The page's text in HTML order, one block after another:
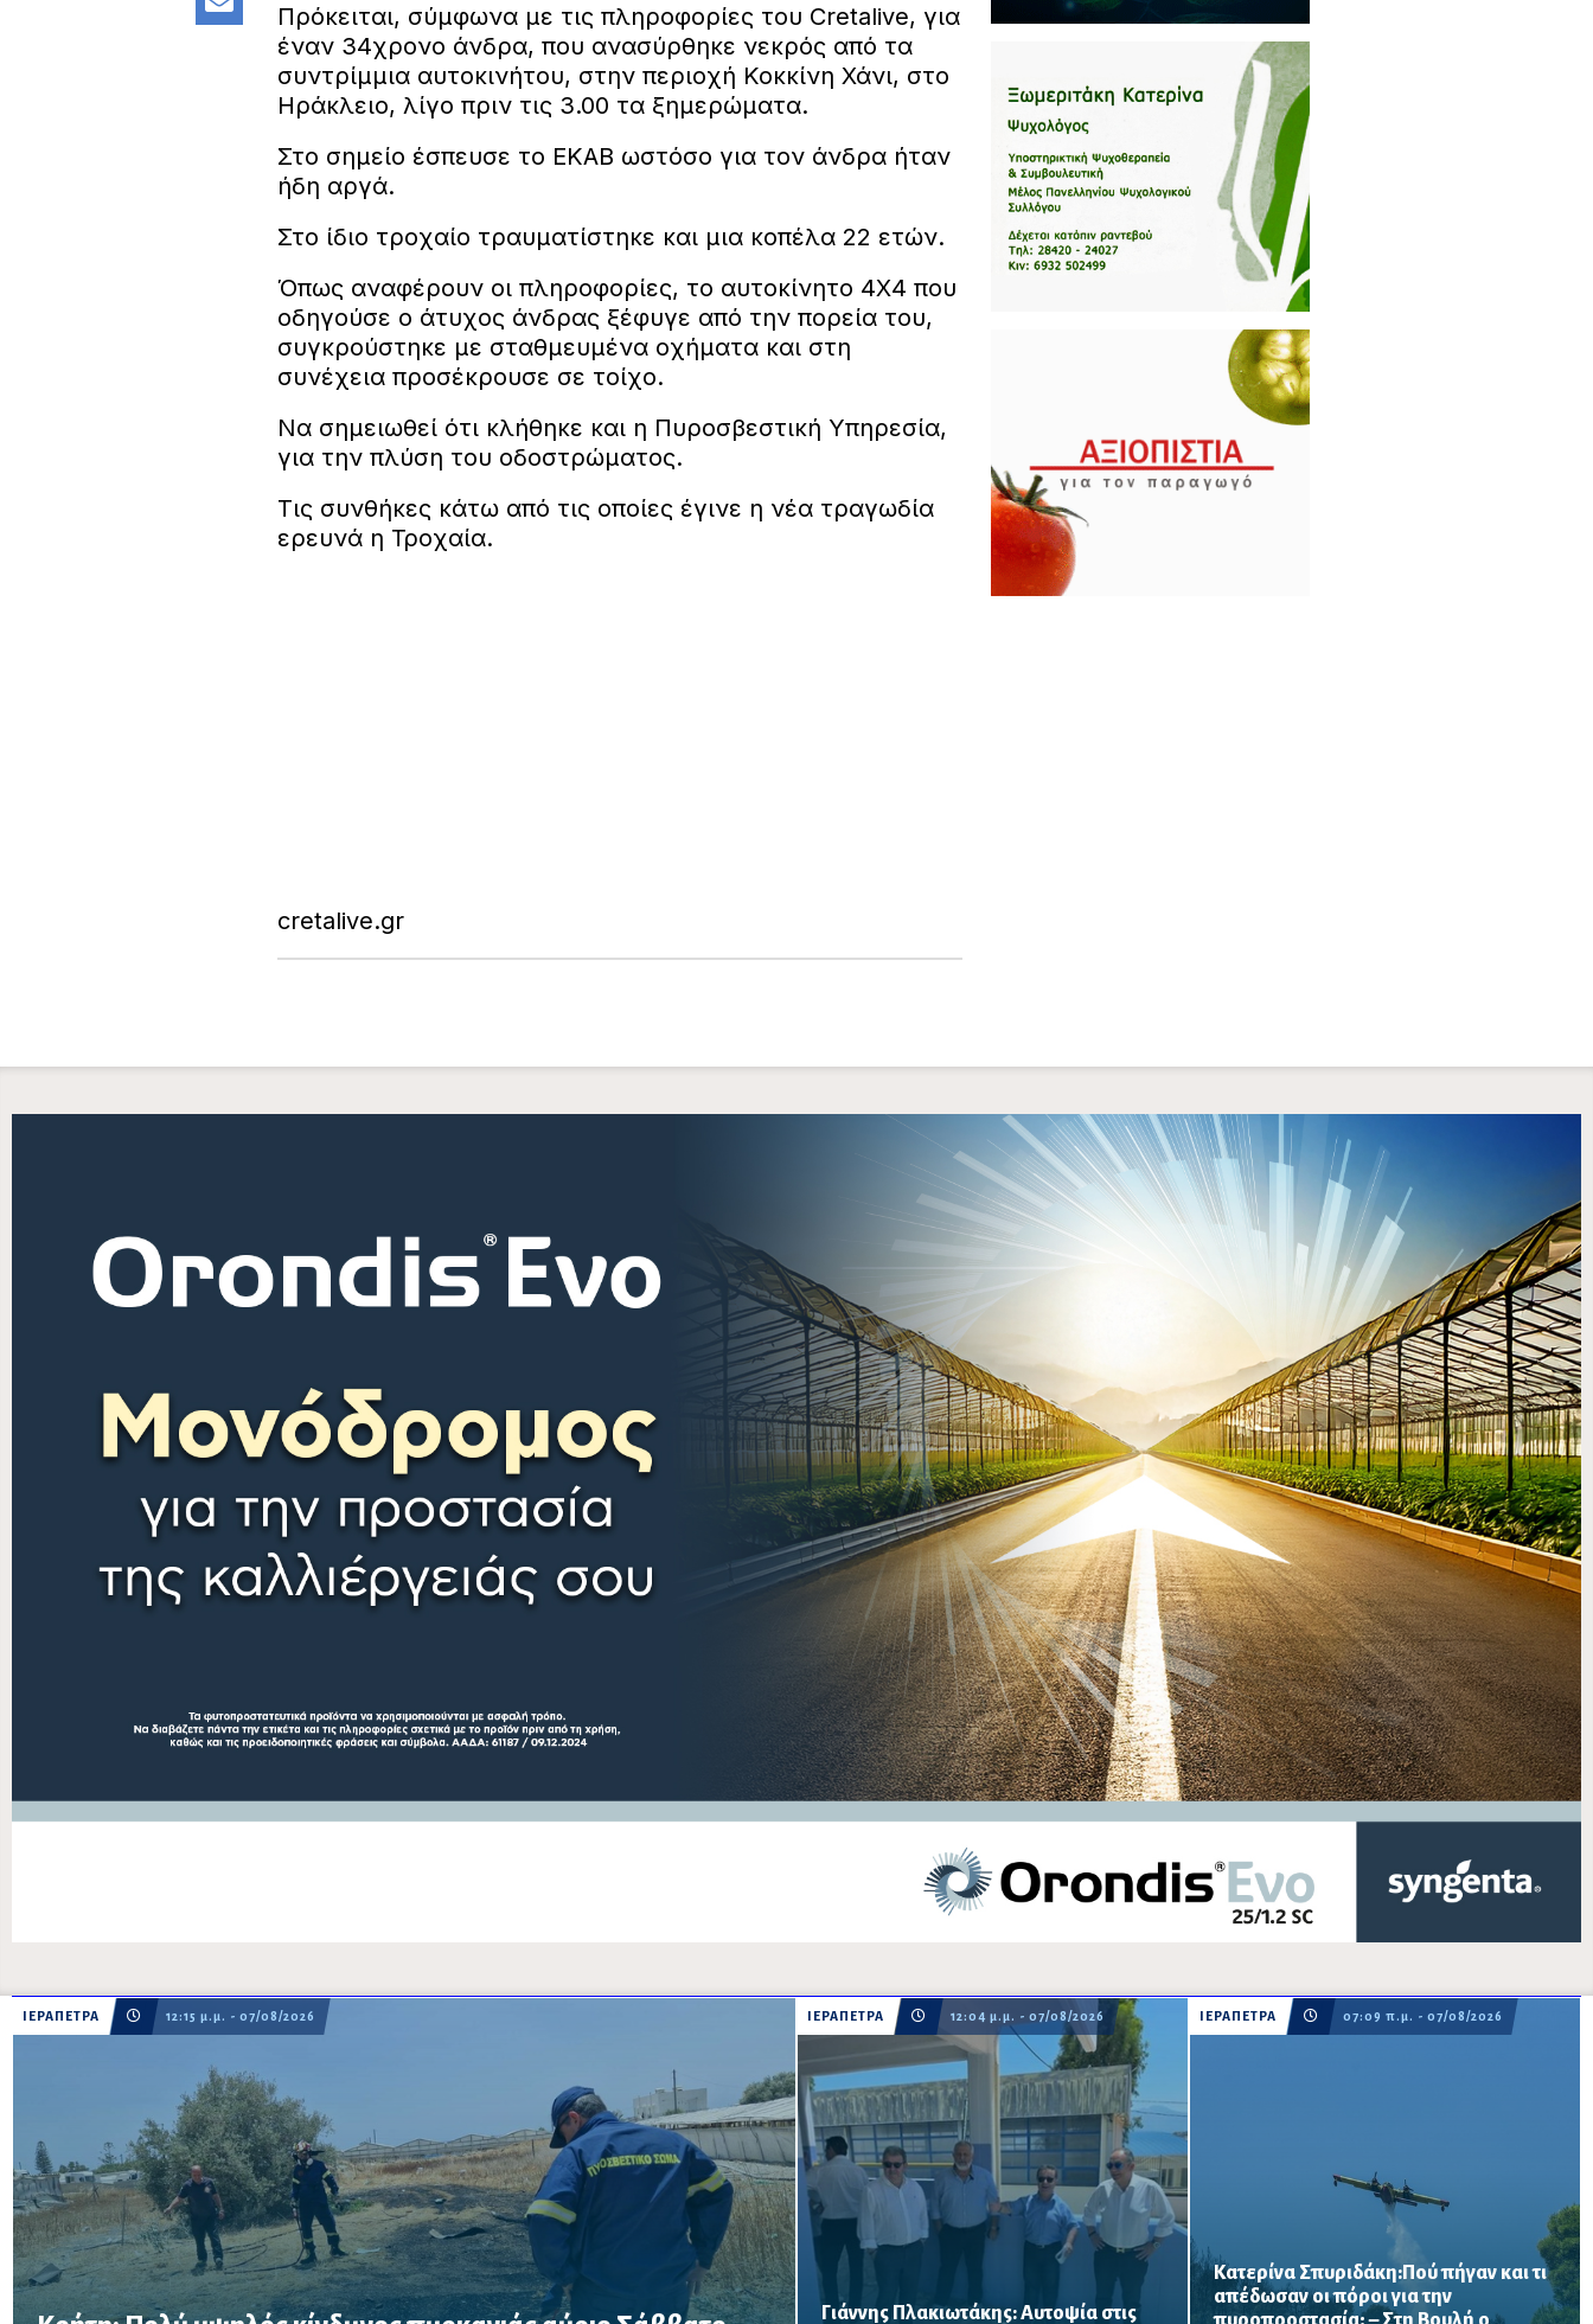
Πρόκειται, σύμφωνα με τις πληροφορίες του Cretalive, για
έναν 34χρονο άνδρα, που ανασύρθηκε νεκρός από τα
συντρίμμια αυτοκινήτου, στην περιοχή Κοκκίνη Χάνι, στο
Ηράκλειο, λίγο πριν τις 3.00 τα ξημερώματα.
Στο σημείο έσπευσε το ΕΚΑΒ ωστόσο για τον άνδρα ήταν
ήδη αργά.
Στο ίδιο τροχαίο τραυματίστηκε και μια κοπέλα 22 ετών.
Όπως αναφέρουν οι πληροφορίες, το αυτοκίνητο 4Χ4 που
οδηγούσε ο άτυχος άνδρας ξέφυγε από την πορεία του,
συγκρούστηκε με σταθμευμένα οχήματα και στη
συνέχεια προσέκρουσε σε τοίχο.
Να σημειωθεί ότι κλήθηκε και η Πυροσβεστική Υπηρεσία,
για την πλύση του οδοστρώματος.
Τις συνθήκες κάτω από τις οποίες έγινε η νέα τραγωδία
ερευνά η Τροχαία.
cretalive.gr
ΙΕΡΑΠΕΤΡΑ 12:15 μ.μ. - 07/08/2026 ΙΕΡΑΠΕΤΡΑ 12:04 μ.μ. - 07/08/2026
Γιάννης Πλακιωτάκης: Αυτοψία στις
ΙΕΡΑΠΕΤΡΑ 07:09 π.μ. - 07/08/2026
Κατερίνα Σπυριδάκη:Πού πήγαν και τι
απέδωσαν οι πόροι για την